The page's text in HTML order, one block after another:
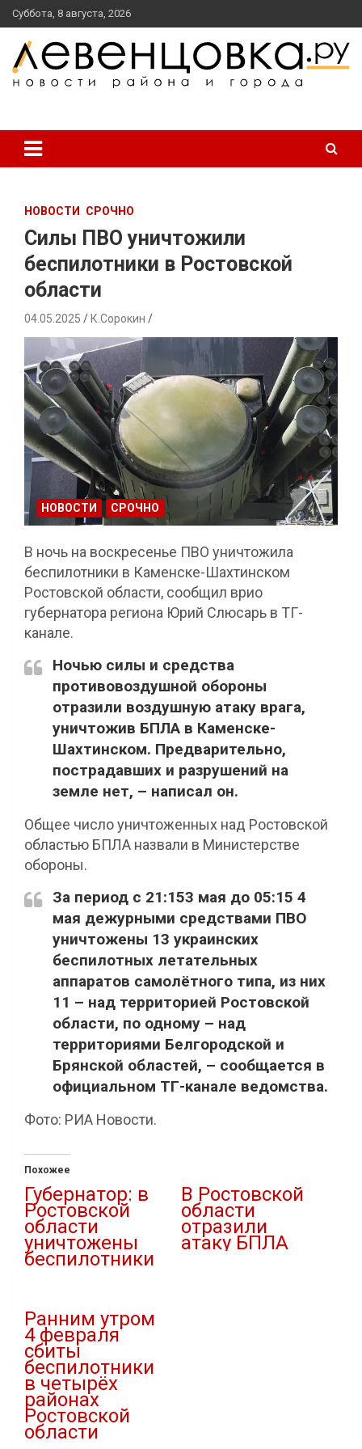
перейти
к
содержанию
Суббота, 8 августа, 2026
НОВОСТИ СРОЧНО
Силы ПВО уничтожили
беспилотники в Ростовской
области
04.05.2025 К.Сорокин
НОВОСТИ СРОЧНО
В ночь на воскресенье ПВО уничтожила
беспилотники в Каменске-Шахтинском
Ростовской области, сообщил врио
губернатора региона Юрий Слюсарь в TГ-
канале.
Ночью силы и средства
противовоздушной обороны
отразили воздушную атаку врага,
уничтожив БПЛА в Каменске-
Шахтинском. Предварительно,
пострадавших и разрушений на
земле нет, – написал он.
Общее число уничтоженных над Ростовской
областью БПЛА назвали в Министерстве
обороны.
За период с 21:153 мая до 05:15 4
мая дежурными средствами ПВО
уничтожены 13 украинских
беспилотных летательных
аппаратов самолётного типа, из них
11 – над территорией Ростовской
области, по одному – над
территориями Белгородской и
Брянской областей, – сообщается в
официальном ТГ-канале ведомства.
Фото: РИА Новости.
Похожее
Губернатор: в
Ростовской
области
уничтожены
беспилотники
В Ростовской
области
отразили
атаку БПЛА
Ранним утром
4 февраля
сбиты
беспилотники
в четырёх
районах
Ростовской
области